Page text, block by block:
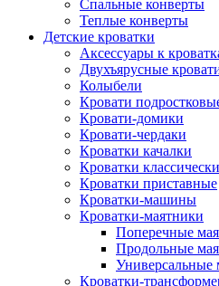
Спальные конверты
Теплые конверты
Детские кроватки
Аксессуары к
Двухъярусные
Колыбели
Кровати
Кровати-домики
Кровати-чердаки
Кроватки качалки
Кроватки
Кроватки приставные
Кроватки-машины
Кроватки-маятники
Поперечные
Продольные
Универсальные
Кроватки-